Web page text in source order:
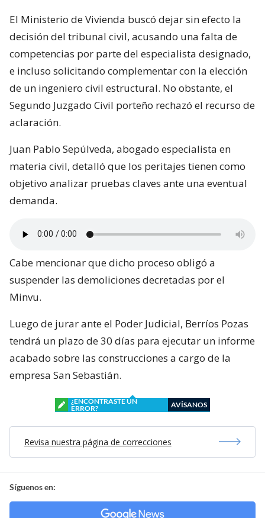
El Ministerio de Vivienda buscó dejar sin efecto la
decisión del tribunal civil, acusando una falta de
competencias por parte del especialista designado,
e incluso solicitando complementar con la elección
de un ingeniero civil estructural. No obstante, el
Segundo Juzgado Civil porteño rechazó el recurso de
aclaración.
Juan Pablo Sepúlveda, abogado especialista en
materia civil, detalló que los peritajes tienen como
objetivo analizar pruebas claves ante una eventual
demanda.
Cabe mencionar que dicho proceso obligó a
suspender las demoliciones decretadas por el
Minvu.
Luego de jurar ante el Poder Judicial, Berríos Pozas
tendrá un plazo de 30 días para ejecutar un informe
acabado sobre las construcciones a cargo de la
empresa San Sebastián.
¿ENCONTRASTE UN
ERROR?
AVÍSANOS
Revisa nuestra página de correcciones
Síguenos en: